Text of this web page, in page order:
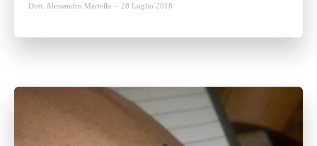
Dott. Alessandro Martella - 28 Luglio 2018